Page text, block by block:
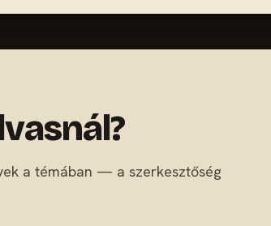
a témában — a szerkesztőség